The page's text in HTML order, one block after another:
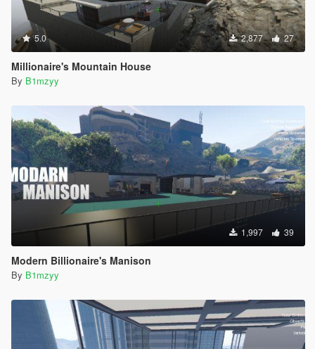
5.0 2,877 27
Millionaire's Mountain House
By B1mzyy
1,997 39
Modern Billionaire's Manison
By B1mzyy